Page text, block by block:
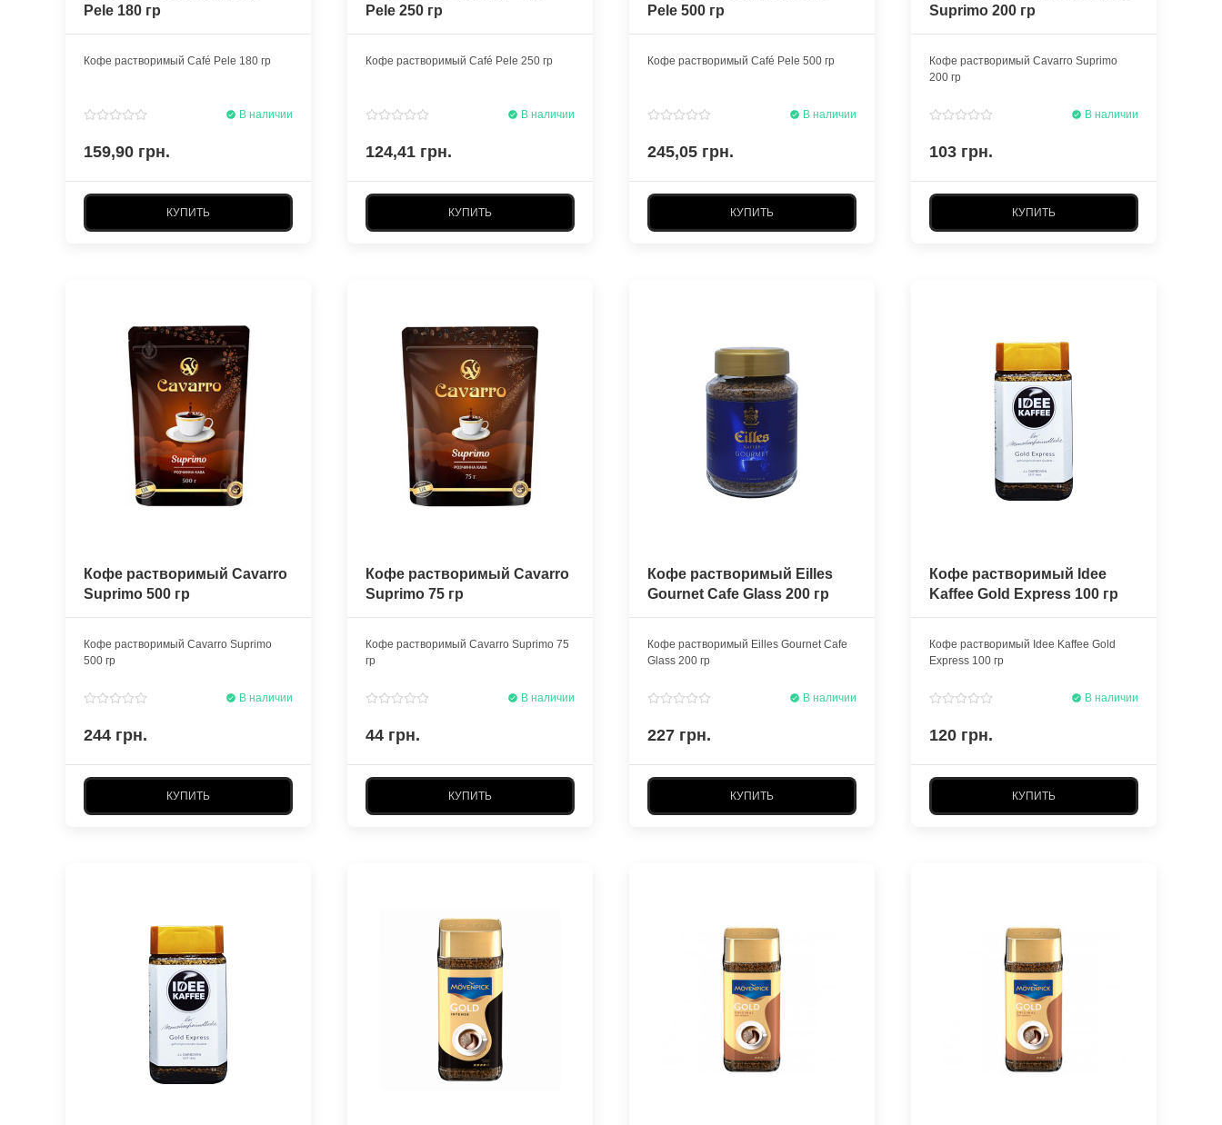
Pele 180 гр
Кофе растворимый Café Pele 180 гр
В наличии
159,90 грн.
КУПИТЬ
Pele 250 гр
Кофе растворимый Café Pele 250 гр
В наличии
124,41 грн.
КУПИТЬ
Pele 500 гр
Кофе растворимый Café Pele 500 гр
В наличии
245,05 грн.
КУПИТЬ
Suprimo 200 гр
Кофе растворимый Cavarro Suprimo
200 гр
В наличии
103 грн.
КУПИТЬ
Кофе растворимый Cavarro
Suprimo 500 гр
Кофе растворимый Cavarro Suprimo
500 гр
В наличии
244 грн.
КУПИТЬ
Кофе растворимый Cavarro
Suprimo 75 гр
Кофе растворимый Cavarro Suprimo 75
гр
В наличии
44 грн.
КУПИТЬ
Кофе растворимый Eilles
Gournet Cafe Glass 200 гр
Кофе растворимый Eilles Gournet Cafe
Glass 200 гр
В наличии
227 грн.
КУПИТЬ
Кофе растворимый Idee
Kaffee Gold Express 100 гр
Кофе растворимый Idee Kaffee Gold
Express 100 гр
В наличии
120 грн.
КУПИТЬ